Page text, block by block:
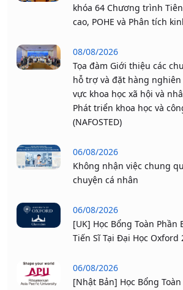
khóa 64 Chương trình
cao, POHE và Phân tích
08/08/2026
Tọa đàm Giới thiệu các
hỗ trợ và đặt hàng
vực khoa học xã hội và
Phát triển khoa học và
(NAFOSTED)
06/08/2026
Không nhận việc chung
chuyện cá nhân
06/08/2026
[UK] Học Bổng Toàn Phần
Tiến Sĩ Tại Đại Học Oxford
06/08/2026
[Nhật Bản] Học Bổng